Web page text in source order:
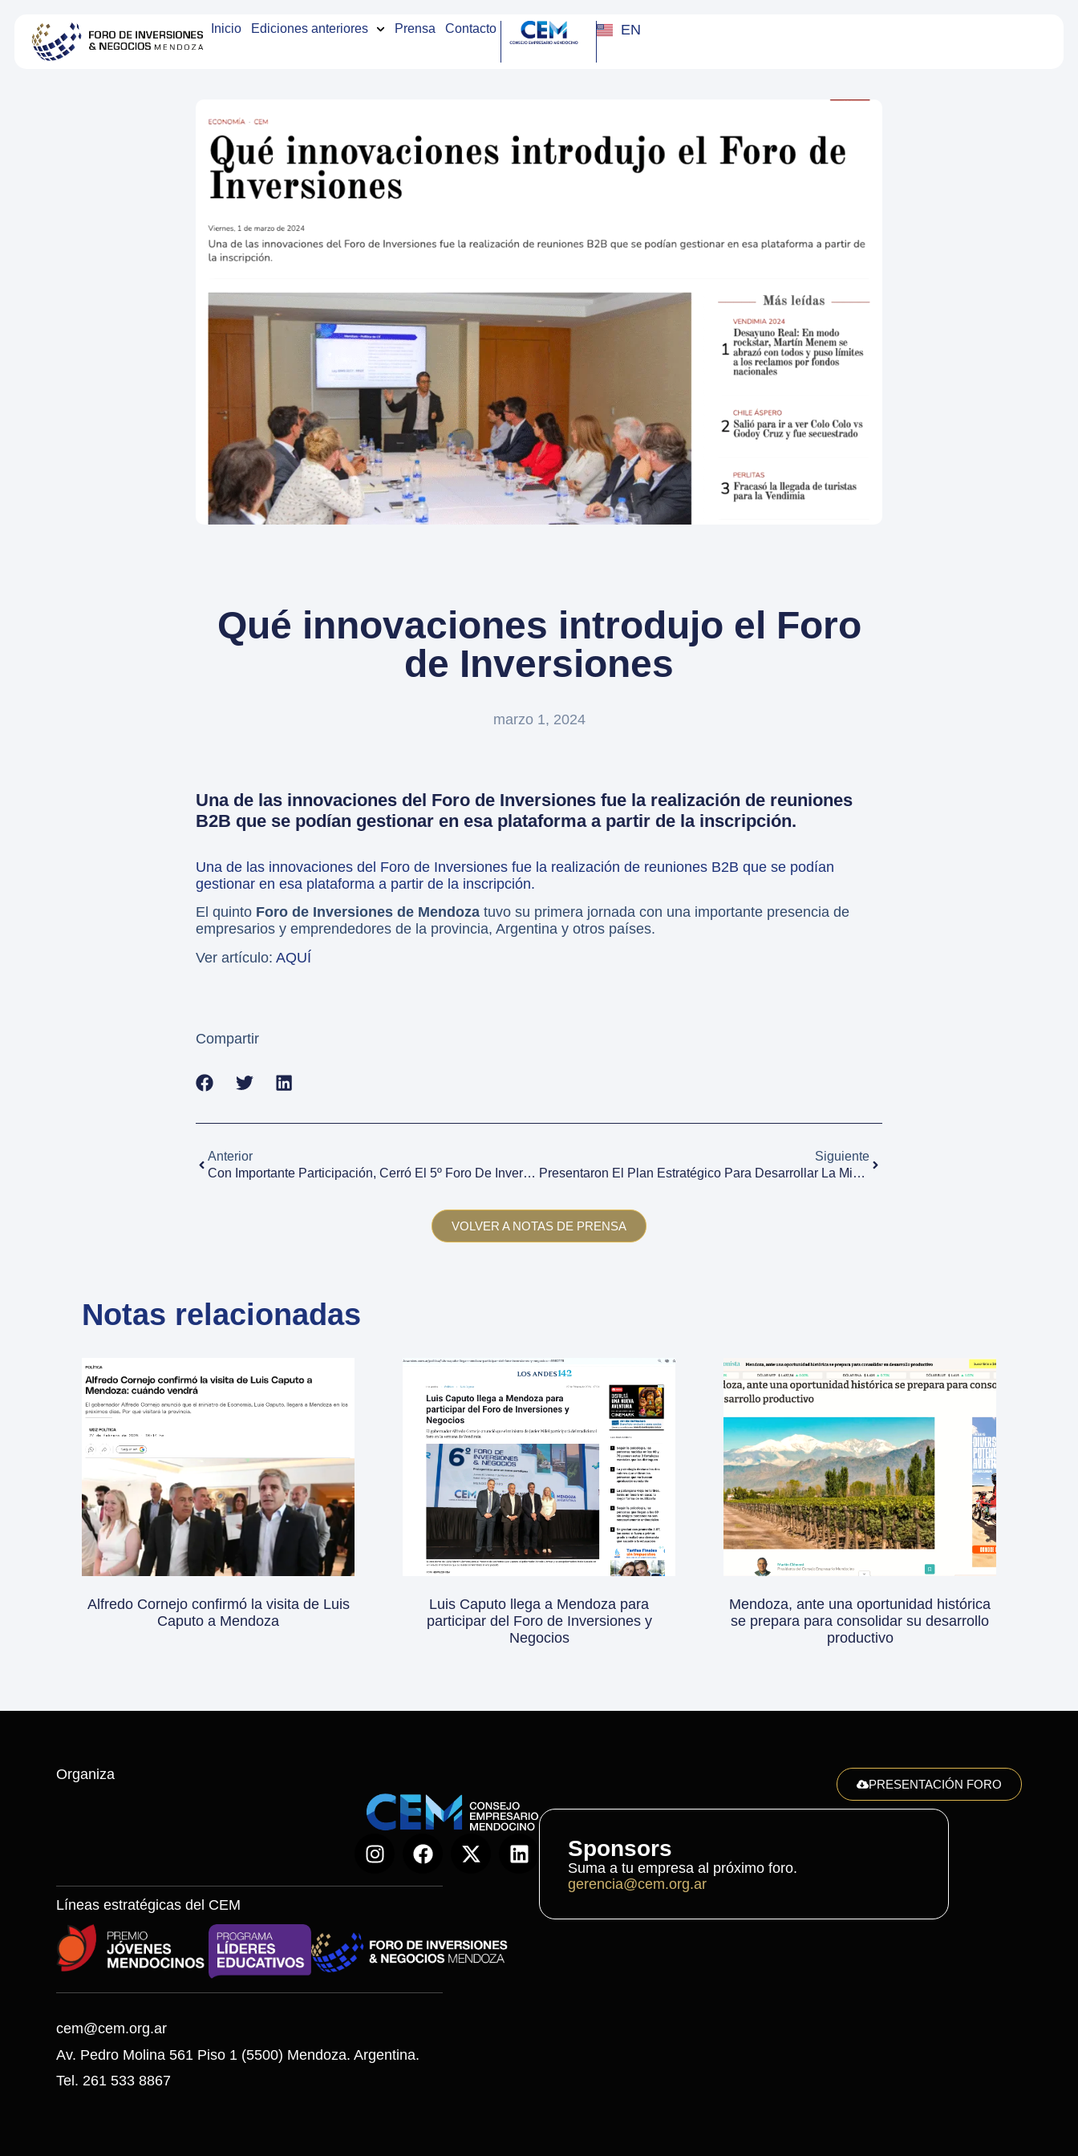
Inicio Ediciones anteriores Prensa Contacto EN
Qué innovaciones introdujo el Foro
de Inversiones
marzo 1, 2024
Una de las innovaciones del Foro de Inversiones fue la realización de reuniones
B2B que se podían gestionar en esa plataforma a partir de la inscripción.
Una de las innovaciones del Foro de Inversiones fue la realización de reuniones B2B que se podían
gestionar en esa plataforma a partir de la inscripción.
El quinto Foro de Inversiones de Mendoza tuvo su primera jornada con una importante presencia de
empresarios y emprendedores de la provincia, Argentina y otros países.
Ver artículo: AQUÍ
Compartir
Anterior
Con Importante Participación, Cerró El 5º Foro De Inversiones Y Negocios
Siguiente
Presentaron El Plan Estratégico Para Desarrollar La Minería De Cobre Y Jimena Latorre Viaja A Canadá A Buscar Inversores
VOLVER A NOTAS DE PRENSA
Notas relacionadas
Alfredo Cornejo confirmó la visita de Luis
Caputo a Mendoza
Luis Caputo llega a Mendoza para
participar del Foro de Inversiones y
Negocios
Mendoza, ante una oportunidad histórica
se prepara para consolidar su desarrollo
productivo
PRESENTACIÓN FORO
Sponsors
Suma a tu empresa al próximo foro.
gerencia@cem.org.ar
Organiza
Líneas estratégicas del CEM
cem@cem.org.ar
Av. Pedro Molina 561 Piso 1 (5500) Mendoza. Argentina.
Tel. 261 533 8867